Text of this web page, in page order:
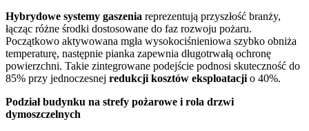
Hybrydowe systemy gaszenia reprezentują przyszłość branży,
łącząc różne środki dostosowane do faz rozwoju pożaru.
Początkowo aktywowana mgła wysokociśnieniowa szybko obniża
temperaturę, następnie pianka zapewnia długotrwałą ochronę
powierzchni. Takie zintegrowane podejście podnosi skuteczność do
85% przy jednoczesnej redukcji kosztów eksploatacji o 40%.
Podział budynku na strefy pożarowe i rola drzwi
dymoszczelnych